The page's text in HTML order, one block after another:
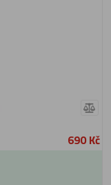
690 Kč